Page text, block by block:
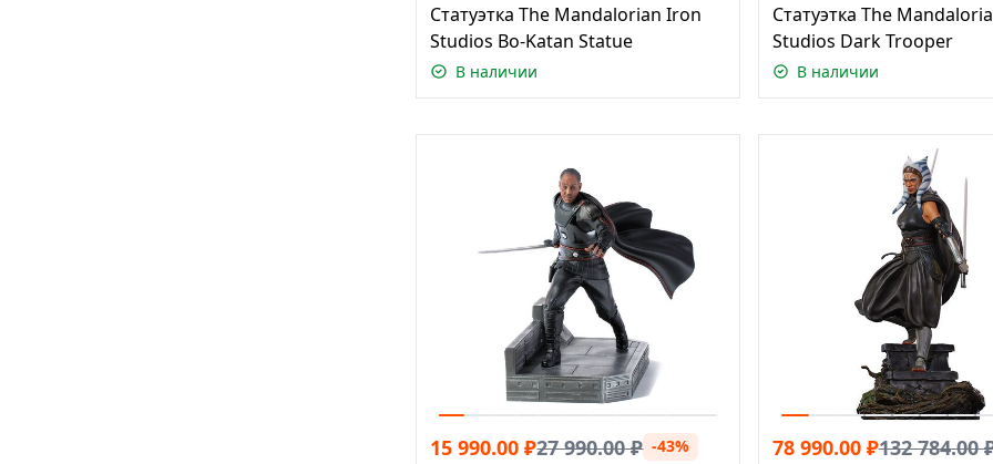
Статуэтка The Mandalorian Iron
Studios Bo-Katan Statue
В наличии
Статуэтка The
Studios Dark Trooper
В наличии
15 990.00 ₽27 990.00₽ -43% 78 990.00₽132 784.00